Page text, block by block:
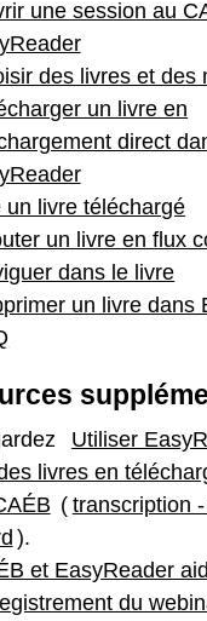
une session au
des livres et des
un livre en
direct
un livre téléchargé
un livre en flux
dans le livre
un livre dans
Utiliser
livres en
( transcription
).
et EasyReader
du